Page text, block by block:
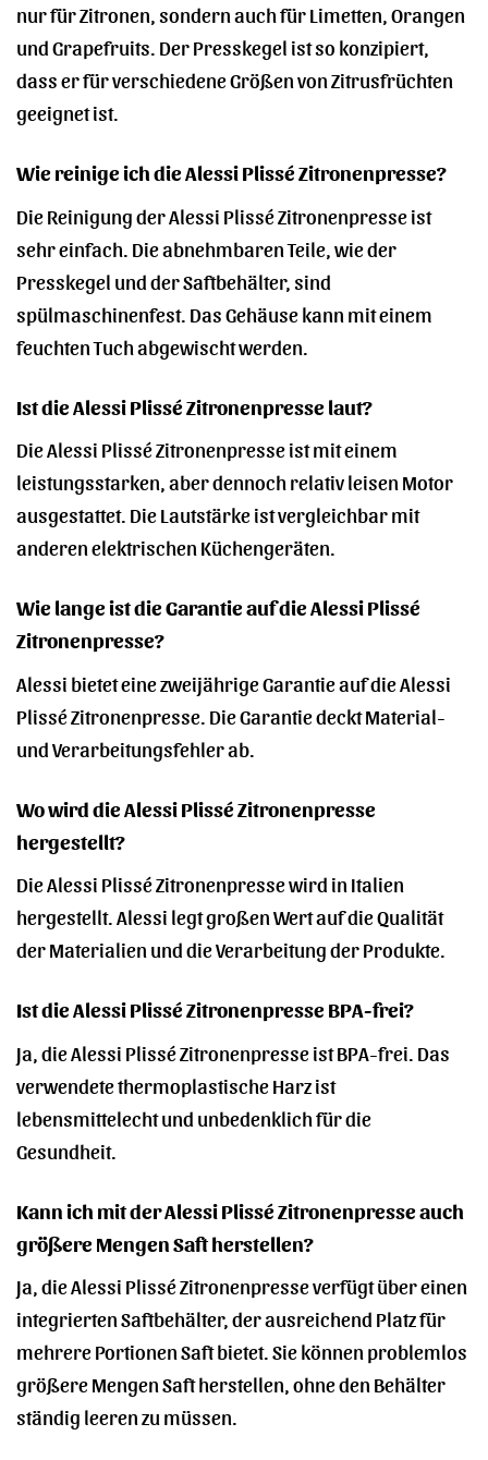
nur für Zitronen, sondern auch für Limetten, Orangen
und Grapefruits. Der Presskegel ist so konzipiert,
dass er für verschiedene Größen von Zitrusfrüchten
geeignet ist.
Wie reinige ich die Alessi Plissé Zitronenpresse?
Die Reinigung der Alessi Plissé Zitronenpresse ist
sehr einfach. Die abnehmbaren Teile, wie der
Presskegel und der Saftbehälter, sind
spülmaschinenfest. Das Gehäuse kann mit einem
feuchten Tuch abgewischt werden.
Ist die Alessi Plissé Zitronenpresse laut?
Die Alessi Plissé Zitronenpresse ist mit einem
leistungsstarken, aber dennoch relativ leisen Motor
ausgestattet. Die Lautstärke ist vergleichbar mit
anderen elektrischen Küchengeräten.
Wie lange ist die Garantie auf die Alessi Plissé
Zitronenpresse?
Alessi bietet eine zweijährige Garantie auf die Alessi
Plissé Zitronenpresse. Die Garantie deckt Material-
und Verarbeitungsfehler ab.
Wo wird die Alessi Plissé Zitronenpresse
hergestellt?
Die Alessi Plissé Zitronenpresse wird in Italien
hergestellt. Alessi legt großen Wert auf die Qualität
der Materialien und die Verarbeitung der Produkte.
Ist die Alessi Plissé Zitronenpresse BPA-frei?
Ja, die Alessi Plissé Zitronenpresse ist BPA-frei. Das
verwendete thermoplastische Harz ist
lebensmittelecht und unbedenklich für die
Gesundheit.
Kann ich mit der Alessi Plissé Zitronenpresse auch
größere Mengen Saft herstellen?
Ja, die Alessi Plissé Zitronenpresse verfügt über einen
integrierten Saftbehälter, der ausreichend Platz für
mehrere Portionen Saft bietet. Sie können problemlos
größere Mengen Saft herstellen, ohne den Behälter
ständig leeren zu müssen.